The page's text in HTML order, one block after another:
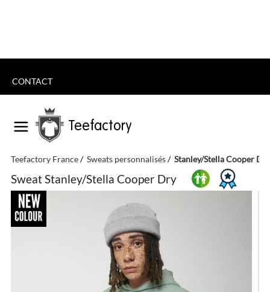
CONTACT
Teefactory
Teefactory France Sweats personnalisés Stanley/Stella Cooper Dry
Sweat Stanley/Stella Cooper Dry